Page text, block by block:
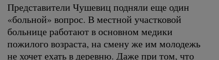
Представители Чушевиц подняли еще один
«больной» вопрос. В местной участковой
больнице работают в основном медики
пожилого возраста, на смену же им молодежь
не хочет ехать в деревню. Даже при том, что